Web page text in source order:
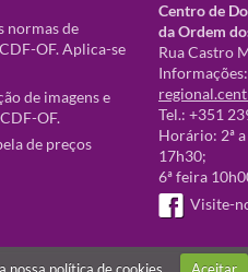
normas de
OF. Aplica-se
de imagens e
OF.
de preços
Centro de
da Ordem
Rua Castro
Informações:
Tel.: +351
Horário: 2ª
17h30;
6ª feira
Visite-
nossa política de cookies Aceitar